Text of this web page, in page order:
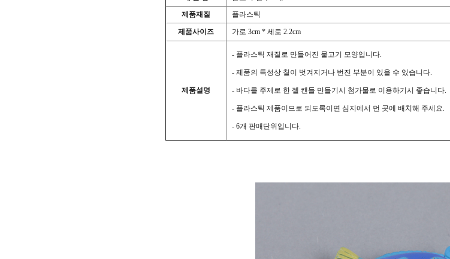
제품재질
플라스틱
제품사이즈 가로 3cm * 세로 2.2cm
제품설명
- 플라스틱 재질로 만들어진 물고기 모양입니다.
- 제품의 특성상 칠이 벗겨지거나 번진 부분이 있을 수 있습니다.
- 바다를 주제로 한 젤 캔들 만들기시 첨가물로 이용하기시 좋습니다.
- 플라스틱 제품이므로 되도록이면 심지에서 먼 곳에 배치해 주세요.
- 6개 판매단위입니다.